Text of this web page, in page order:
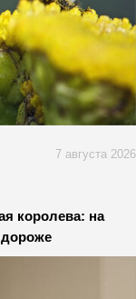
7 августа 2026
королева: на
дороже